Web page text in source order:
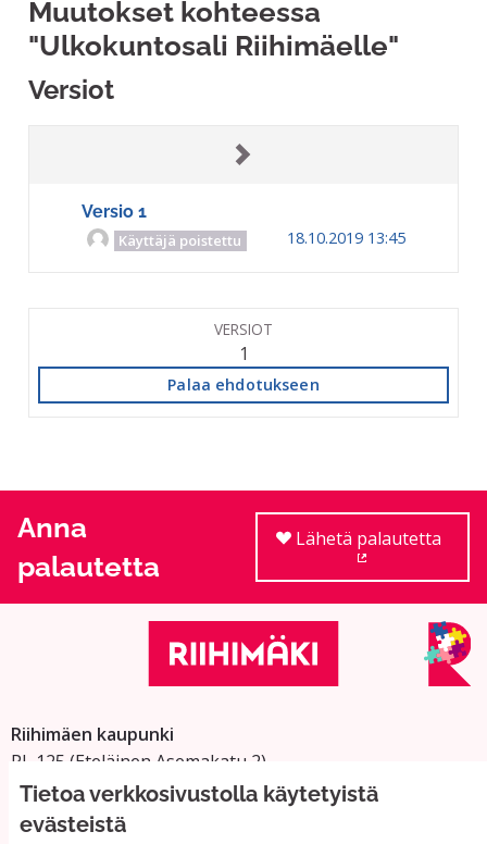
Tietoa verkkosivustolla käytetyistä
evästeistä
Muutokset kohteessa
"Ulkokuntosali Riihimäelle"
Versiot
Versio 1
Käyttäjä poistettu 18.10.2019 13:45
VERSIOT
1
Palaa ehdotukseen
Anna
palautetta
Lähetä palautetta
Riihimäen kaupunki
PL 125 (Eteläinen Asemakatu 2)
11101 Riihimäki
Vaihde: 019 758 4000